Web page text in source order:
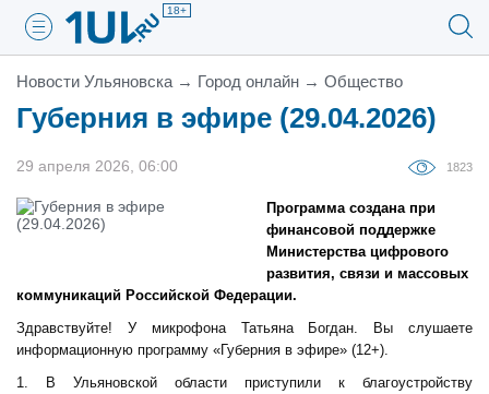
18+
Новости Ульяновска → Город онлайн → Общество
Губерния в эфире (29.04.2026)
29 апреля 2026, 06:00 1823
Программа создана при
финансовой поддержке
Министерства цифрового
развития, связи и массовых
коммуникаций Российской Федерации.
Здравствуйте! У микрофона Татьяна Богдан. Вы слушаете
информационную программу «Губерния в эфире» (12+).
1. В Ульяновской области приступили к благоустройству